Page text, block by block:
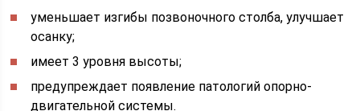
уменьшает изгибы позвоночного столба, улучшает
осанку;
имеет 3 уровня высоты;
предупреждает появление патологий опорно-
двигательной системы.